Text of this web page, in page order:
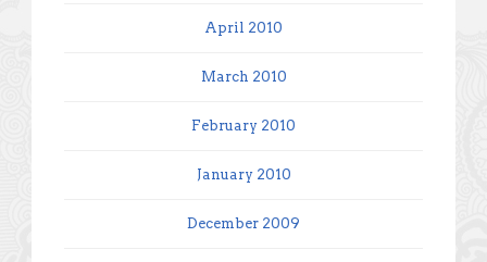
April 2010
March 2010
February 2010
January 2010
December 2009